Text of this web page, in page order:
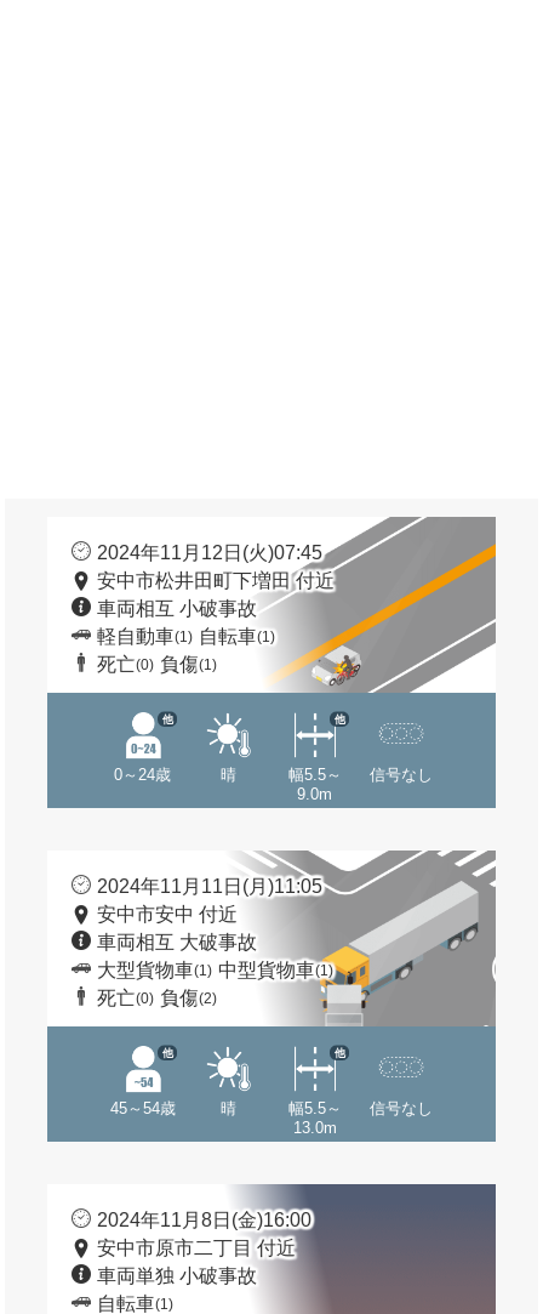
2024年11月12日(火)07:45
安中市松井田町下増田 付近
車両相互 小破事故
軽自動車(1) 自転車(1)
死亡(0) 負傷(1)
0～24歳
他
晴
幅5.5～
9.0m
他
信号なし
2024年11月11日(月)11:05
安中市安中 付近
車両相互 大破事故
大型貨物車(1) 中型貨物車(1)
死亡(0) 負傷(2)
45～54歳
他
晴
幅5.5～
13.0m
他
信号なし
2024年11月8日(金)16:00
安中市原市二丁目 付近
車両単独 小破事故
自転車(1)